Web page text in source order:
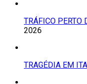
TRÁFICO PERTO
2026
TRAGÉDIA EM